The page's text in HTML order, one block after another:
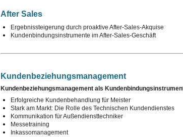
After Sales
Ergebnissteigerung durch proaktive After-Sales-Akquise
Kundenbindungsinstrumente im After-Sales-Geschäft
Kundenbeziehungsmanagement
Kundenbeziehungsmanagement als
Erfolgreiche Kundenbehandlung für Meister
Stark am Markt: Die Rolle des Technischen Kundendienstes
Kommunikation für Außendiensttechniker
Messetraining
Inkassomanagement